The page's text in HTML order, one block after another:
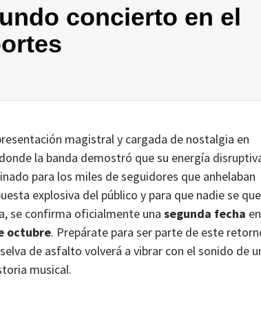
concierto en el
magistral y cargada de nostalgia en
la banda demostró que su energía
para los miles de seguidores que anhelaban
explosiva del público y para que nadie se
se confirma oficialmente una segunda fecha en
octubre. Prepárate para ser parte de este
de asfalto volverá a vibrar con el sonido de
musical.